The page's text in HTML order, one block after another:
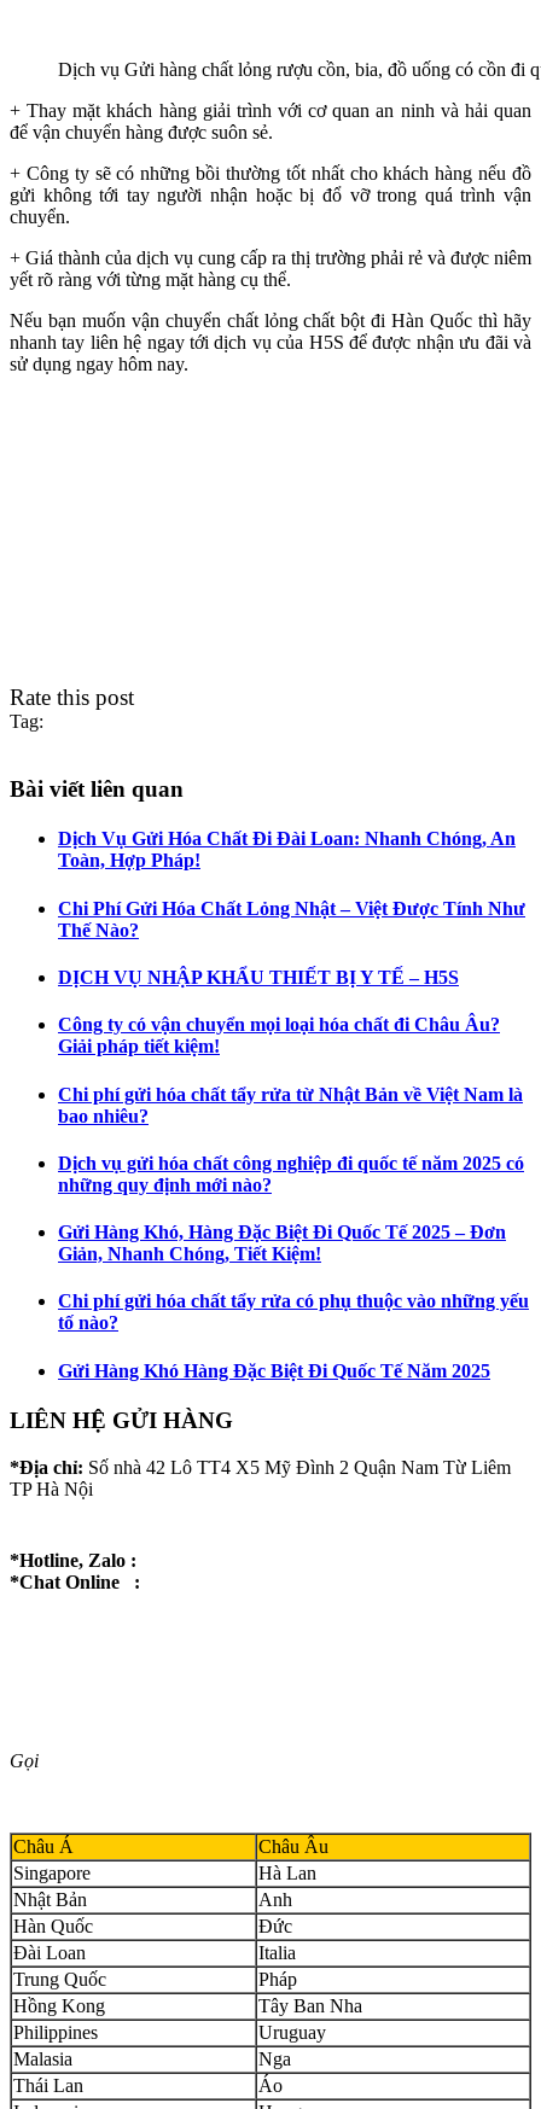
Dịch vụ Gửi hàng chất lỏng rượu cồn, bia, đồ uống có cồn đi
+ Thay mặt khách hàng giải trình với cơ quan an ninh và hải quan
để vận chuyển hàng được suôn sẻ.
+ Công ty sẽ có những bồi thường tốt nhất cho khách hàng nếu đồ
gửi không tới tay người nhận hoặc bị đổ vỡ trong quá trình vận
chuyển.
+ Giá thành của dịch vụ cung cấp ra thị trường phải rẻ và được niêm
yết rõ ràng với từng mặt hàng cụ thể.
Nếu bạn muốn vận chuyển chất lỏng chất bột đi Hàn Quốc thì hãy
nhanh tay liên hệ ngay tới dịch vụ của H5S để được nhận ưu đãi và
sử dụng ngay hôm nay.
Rate this post
Tag:
Bài viết liên quan
Dịch Vụ Gửi Hóa Chất Đi Đài Loan: Nhanh Chóng, An
Toàn, Hợp Pháp!
Chi Phí Gửi Hóa Chất Lỏng Nhật – Việt Được Tính Như
Thế Nào?
DỊCH VỤ NHẬP KHẨU THIẾT BỊ Y TẾ – H5S
Công ty có vận chuyển mọi loại hóa chất đi Châu Âu?
Giải pháp tiết kiệm!
Chi phí gửi hóa chất tẩy rửa từ Nhật Bản về Việt Nam là
bao nhiêu?
Dịch vụ gửi hóa chất công nghiệp đi quốc tế năm 2025 có
những quy định mới nào?
Gửi Hàng Khó, Hàng Đặc Biệt Đi Quốc Tế 2025 – Đơn
Giản, Nhanh Chóng, Tiết Kiệm!
Chi phí gửi hóa chất tẩy rửa có phụ thuộc vào những yếu
tố nào?
Gửi Hàng Khó Hàng Đặc Biệt Đi Quốc Tế Năm 2025
LIÊN HỆ GỬI HÀNG
*Địa chỉ: Số nhà 42 Lô TT4 X5 Mỹ Đình 2 Quận Nam Từ Liêm
TP Hà Nội
*Hotline, Zalo :
*Chat Online :
Gọi
Châu Á
Châu Âu
Singapore
Hà Lan
Nhật Bản
Anh
Hàn Quốc
Đức
Đài Loan
Italia
Trung Quốc
Pháp
Hồng Kong
Tây Ban Nha
Philippines
Uruguay
Malasia
Nga
Thái Lan
Áo